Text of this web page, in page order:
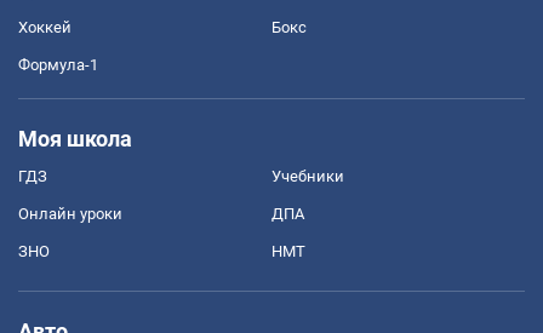
Хоккей Бокс
Формула-1
Моя школа
ГДЗ Учебники
Онлайн уроки ДПА
ЗНО НМТ